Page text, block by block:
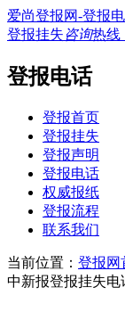
爱尚登报网-登报
登报挂失咨询热线
登报电话
登报首页
登报挂失
登报声明
登报电话
权威报纸
登报流程
联系我们
当前位置： 登报网
中新报登报挂失电